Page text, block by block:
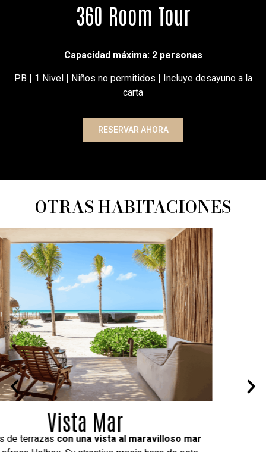
360 Room Tour
Capacidad máxima: 2 personas
PB | 1 Nivel | Niños no permitidos | Incluye desayuno a la
carta
RESERVAR AHORA
OTRAS HABITACIONES
Bungalow Jardín
Rodeados de un jardín tropical
de estos dos bungalows ubicados en planta baja,